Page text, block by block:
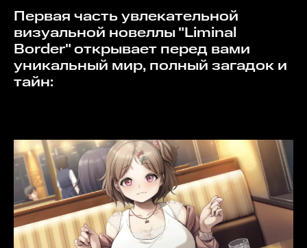
Первая часть увлекательной
визуальной новеллы "Liminal
Border" открывает перед вами
уникальный мир, полный загадок и
тайн: